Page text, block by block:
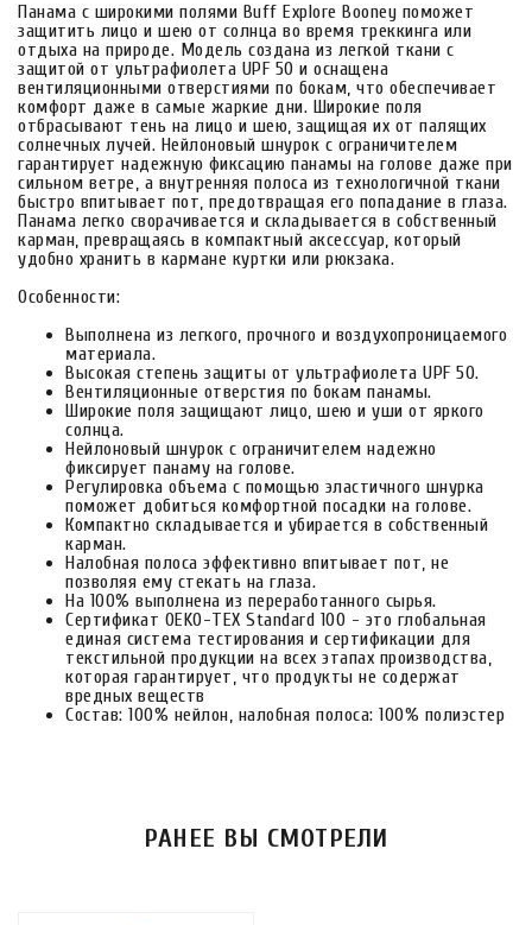
Панама с широкими полями Buff Explore Booney поможет
защитить лицо и шею от солнца во время треккинга или
отдыха на природе. Модель создана из легкой ткани с
защитой от ультрафиолета UPF 50 и оснащена
вентиляционными отверстиями по бокам, что обеспечивает
комфорт даже в самые жаркие дни. Широкие поля
отбрасывают тень на лицо и шею, защищая их от палящих
солнечных лучей. Нейлоновый шнурок с ограничителем
гарантирует надежную фиксацию панамы на голове даже при
сильном ветре, а внутренняя полоса из технологичной ткани
быстро впитывает пот, предотвращая его попадание в глаза.
Панама легко сворачивается и складывается в собственный
карман, превращаясь в компактный аксессуар, который
удобно хранить в кармане куртки или рюкзака.
Особенности:
Выполнена из легкого, прочного и воздухопроницаемого
материала.
Высокая степень защиты от ультрафиолета UPF 50.
Вентиляционные отверстия по бокам панамы.
Широкие поля защищают лицо, шею и уши от яркого
солнца.
Нейлоновый шнурок с ограничителем надежно
фиксирует панаму на голове.
Регулировка объема с помощью эластичного шнурка
поможет добиться комфортной посадки на голове.
Компактно складывается и убирается в собственный
карман.
Налобная полоса эффективно впитывает пот, не
позволяя ему стекать на глаза.
На 100% выполнена из переработанного сырья.
Сертификат OEKO-TEX Standard 100 - это глобальная
единая система тестирования и сертификации для
текстильной продукции на всех этапах производства,
которая гарантирует, что продукты не содержат
вредных веществ
Состав: 100% нейлон, налобная полоса: 100% полиэстер
РАНЕЕ ВЫ СМОТРЕЛИ